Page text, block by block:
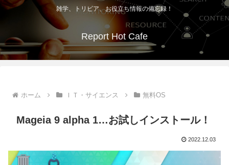
雑学、トリビア、お役立ち情報の備忘録！
Report Hot Cafe
ホーム ＩＴ・サイエンス 無料OS
Mageia 9 alpha 1…お試しインストール！
2022.12.03